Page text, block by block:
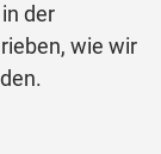
der
wie wir